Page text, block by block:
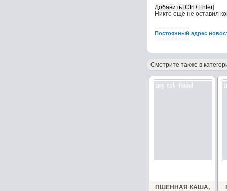
Никто ещё не оставил
Постоянный адрес
Смотрите также в
ПШЁННАЯ КАША,